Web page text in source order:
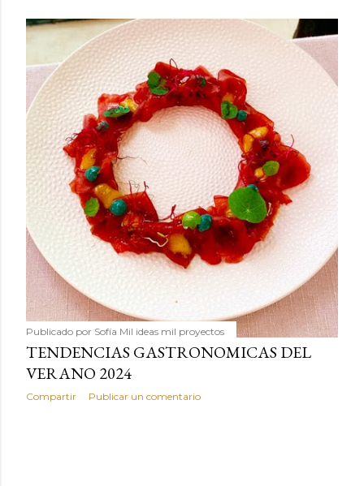
sabroso, con ese toque tostado y crujiente que tanto nos
satisface. Estas alubias crujientes al horno van a cambiar
por completo tu forma de ver las legumbres. Olvídate de
asociar las alubias únicamente a los guisos tradicionales y
copiosos de invierno. Con esta receta simple pero
revolucionaria, transformaremos un ingrediente tan
humilde como la alubia de La Bañeza en un snack ligero,
dorado, cargado de proteína y 100% natural. Es el
sustituto perfecto a los frutos se...
Publicado por Sofía Mil ideas mil proyectos
TENDENCIAS GASTRONOMICAS DEL
VERANO 2024
Compartir Publicar un comentario